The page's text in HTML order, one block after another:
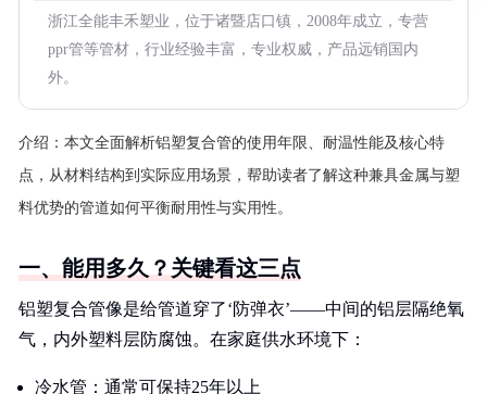
浙江全能丰禾塑业，位于诸暨店口镇，2008年成立，专营
ppr管等管材，行业经验丰富，专业权威，产品远销国内
外。
介绍： 本文全面解析铝塑复合管的使用年限、耐温性能及核心特
点，从材料结构到实际应用场景，帮助读者了解这种兼具金属与塑
料优势的管道如何平衡耐用性与实用性。
一、能用多久？关键看这三点
铝塑复合管像是给管道穿了‘防弹衣’——中间的铝层隔绝氧
气，内外塑料层防腐蚀。在家庭供水环境下：
冷水管：通常可保持25年以上